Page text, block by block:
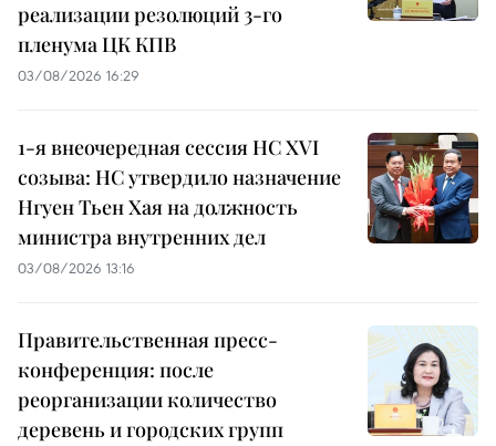
реализации резолюций 3-го
пленума ЦК КПВ
03/08/2026 16:29
1-я внеочередная сессия НС XVI
созыва: НС утвердило назначение
Нгуен Тьен Хая на должность
министра внутренних дел
03/08/2026 13:16
Правительственная пресс-
конференция: после
реорганизации количество
деревень и городских групп